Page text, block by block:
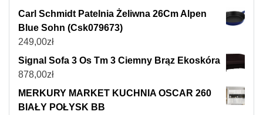
Carl Schmidt Patelnia Żeliwna 26Cm Alpen
Blue Sohn (Csk079673)
249,00zł
Signal Sofa 3 Os Tm 3 Ciemny Brąz Ekoskóra
878,00zł
MERKURY MARKET KUCHNIA OSCAR 260
BIAŁY POŁYSK BB